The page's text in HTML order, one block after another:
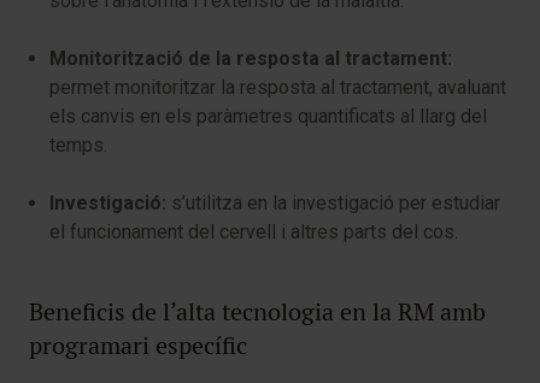
Monitorització de la resposta al tractament:
permet monitoritzar la resposta al tractament, avaluant
els canvis en els paràmetres quantificats al llarg del
temps.
Investigació: s’utilitza en la investigació per estudiar
el funcionament del cervell i altres parts del cos.
Beneficis de l’alta tecnologia en la RM amb
programari específic